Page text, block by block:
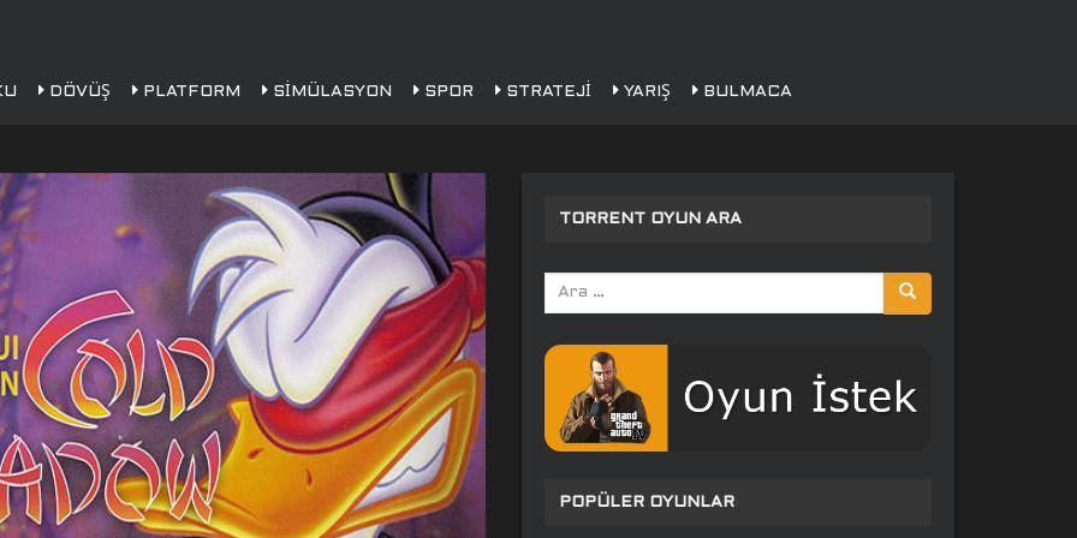
DÖVÜŞ PLATFORM SIMÜLASYON SPOR STRATEJI YARIŞ BULMACA
TORRENT OYUN ARA
Arama
yap:
POPÜLER OYUNLAR